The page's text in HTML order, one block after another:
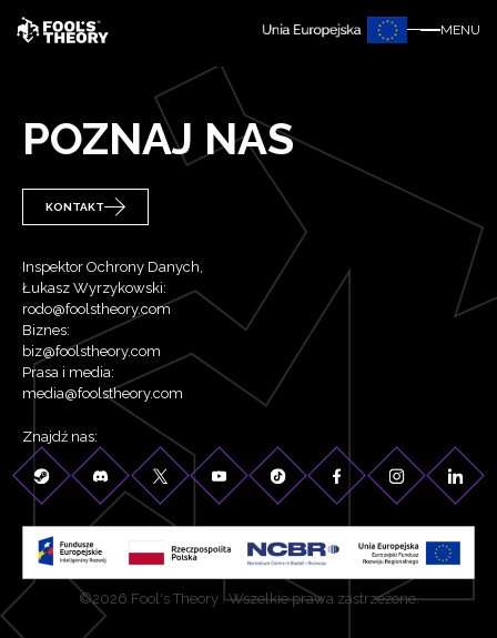
MENU
POZNAJ NAS
KONTAKT
Znajdź nas:
Inspektor Ochrony Danych,
Łukasz Wyrzykowski:
rodo@foolstheory.com
Biznes:
biz@foolstheory.com
Prasa i media:
media@foolstheory.com
©2026 Fool's Theory . Wszelkie prawa zastrzeżone.